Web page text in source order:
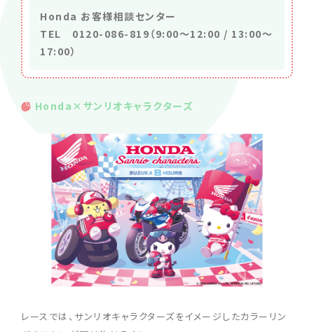
Honda お客様相談センター
TEL 0120-086-819（9:00〜12:00 / 13:00～
17:00）
Honda×サンリオキャラクターズ
レースでは、サンリオキャラクターズをイメージしたカラーリン